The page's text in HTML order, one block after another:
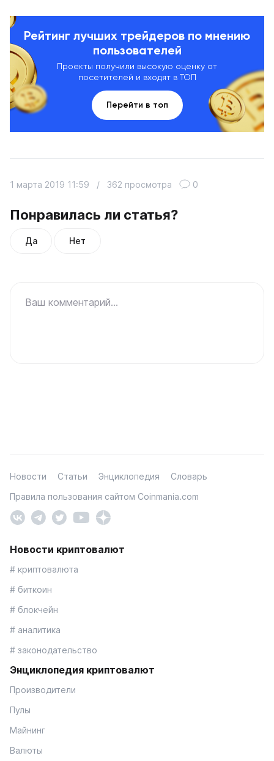
Рейтинг лучших трейдеров по мнению
пользователей
Проекты получили высокую оценку от
посетителей и входят в ТОП
Перейти в топ
Понравилась ли статья?
Да Нет
1 марта 2019 11:59 / 362 просмотра 0
Ваш комментарий...
Новости Статьи Энциклопедия
Словарь
Правила пользования сайтом Coinmania.com
Новости криптовалют
# криптовалюта
# биткоин
# блокчейн
# аналитика
# законодательство
Энциклопедия криптовалют
Производители
Пулы
Майнинг
Валюты